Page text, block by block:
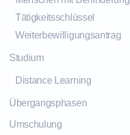
Tätigkeitsschlüssel
Weiterbewilligungsantrag
Studium
Distance Learning
Übergangsphasen
Umschulung